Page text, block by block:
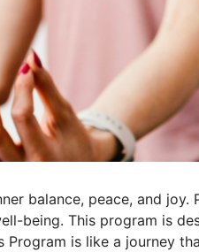
balance, peace, and joy.
being. This program is
Program is like a journey